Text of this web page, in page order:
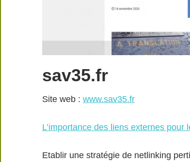
sav35.fr
Site web : www.sav35.fr
L’importance des liens externes pour
Etablir une stratégie de netlinking